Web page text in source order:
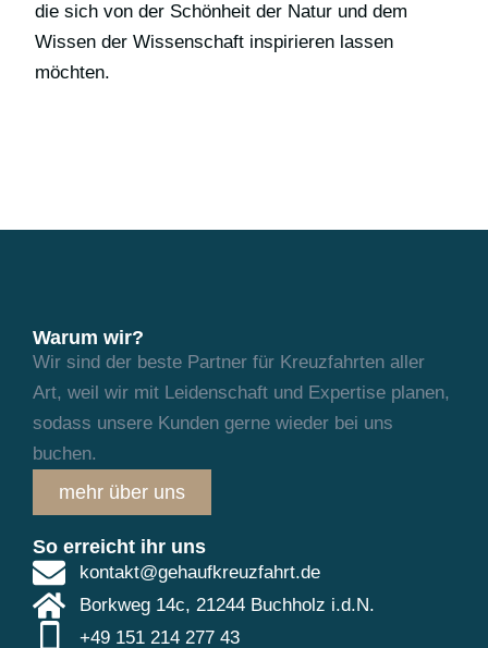
die sich von der Schönheit der Natur und dem
Wissen der Wissenschaft inspirieren lassen
möchten.
Warum wir?
Wir sind der beste Partner für Kreuzfahrten aller
Art, weil wir mit Leidenschaft und Expertise planen,
sodass unsere Kunden gerne wieder bei uns
buchen.
mehr über uns
So erreicht ihr uns
kontakt@gehaufkreuzfahrt.de
Borkweg 14c, 21244 Buchholz i.d.N.
+49 151 214 277 43